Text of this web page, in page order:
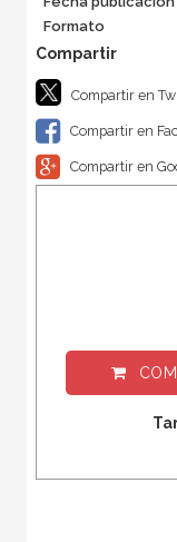
Formato
Compartir en
Compartir en
Compartir en